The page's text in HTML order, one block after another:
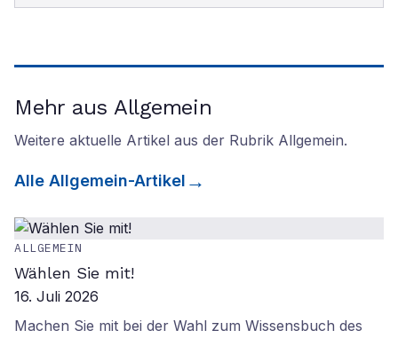
Mehr aus Allgemein
Weitere aktuelle Artikel aus der Rubrik Allgemein.
Alle Allgemein-Artikel
ALLGEMEIN
Wählen Sie mit!
16. Juli 2026
Machen Sie mit bei der Wahl zum Wissensbuch des